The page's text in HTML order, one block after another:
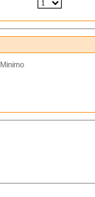
Minimo